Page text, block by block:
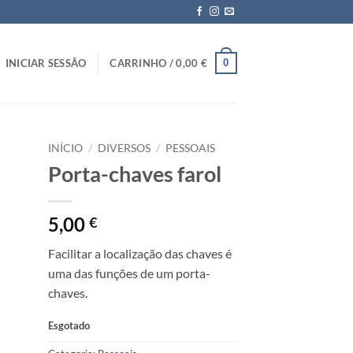
INICIAR SESSÃO CARRINHO /0,00 € 0
INÍCIO / DIVERSOS / PESSOAIS
Porta-chaves farol
5,00 €
Facilitar a localização das chaves é
uma das funções de um porta-
chaves.
Esgotado